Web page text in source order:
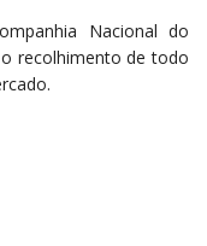
Nacional do
recolhimento de todo